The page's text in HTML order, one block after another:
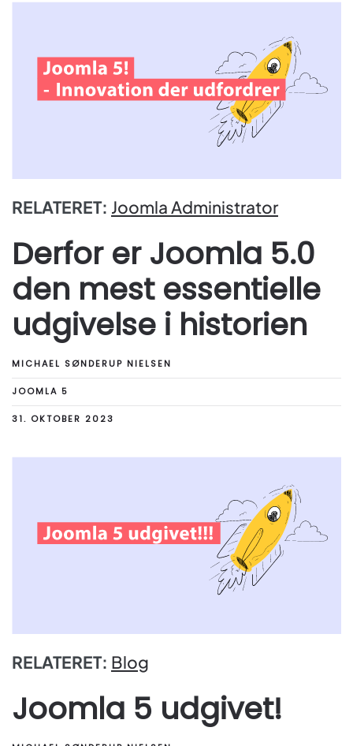
RELATERET: Joomla Administrator
Derfor er Joomla 5.0
den mest essentielle
udgivelse i historien
MICHAEL SØNDERUP NIELSEN
JOOMLA 5
31. OKTOBER 2023
RELATERET: Blog
Joomla 5 udgivet!